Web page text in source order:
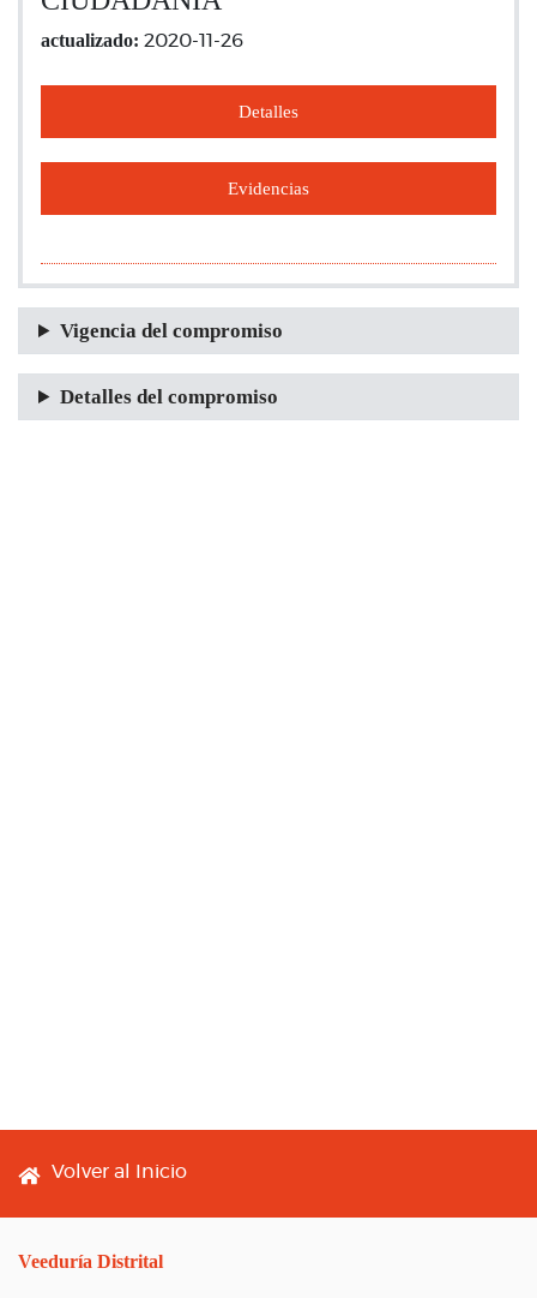
actualizado: 2020-11-26
Detalles
Evidencias
Vigencia del compromiso
Detalles del compromiso
Footer menu
Volver al Inicio
Veeduría Distrital